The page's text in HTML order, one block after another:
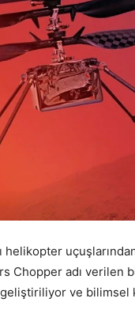
Chopper adı
ve bilimsel